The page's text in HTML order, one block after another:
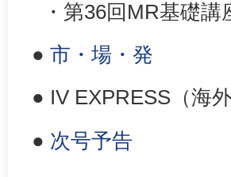
・第36回MR基礎講
● 市・場・発
● IV EXPRESS（海
● 次号予告